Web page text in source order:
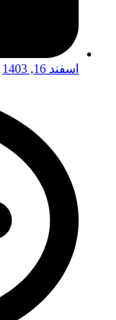
اسفند 16, 1403